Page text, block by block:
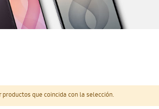
que coincida con la selección.